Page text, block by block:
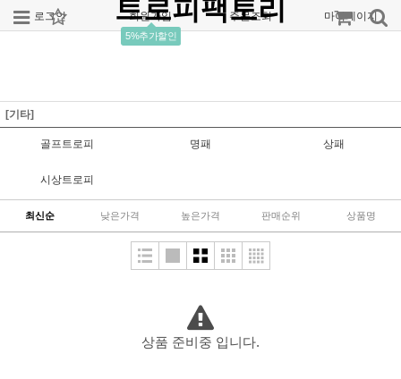
로그인 회원가입
5%추가할인
주문조회 마이페이지
트로피팩토리
[기타]
골프트로피 명패 상패
시상트로피
최신순 낮은가격 높은가격 판매순위 상품명
상품 준비중 입니다.